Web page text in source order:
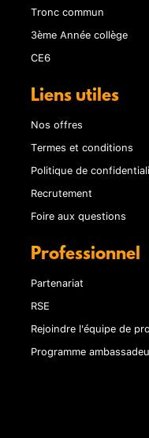
Tronc commun
3ème Année collège
CE6
Liens utiles
Nos offres
Termes et conditions
Politique de
Recrutement
Foire aux questions
Professionnel
Partenariat
RSE
Rejoindre l'équipe de
Programme